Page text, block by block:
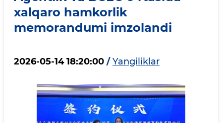
xalqaro hamkorlik
memorandumi imzolandi
2026-05-14 18:20:00 / Yangiliklar